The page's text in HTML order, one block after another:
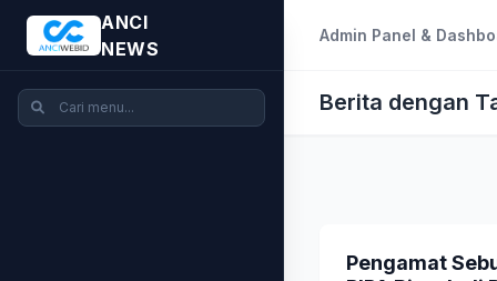
ANCI
NEWS
Admin Panel &
Berita dengan
Pengamat